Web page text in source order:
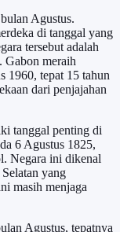
Agustus.
di tanggal yang
tersebut adalah
Gabon meraih
1960, tepat 15 tahun
dari penjajahan
tanggal penting di
6 Agustus 1825,
Negara ini dikenal
yang
masih menjaga
Agustus, tepatnya